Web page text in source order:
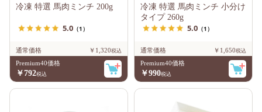
冷凍 特選 馬肉ミンチ 200g
5.0 （1）
通常価格
￥1,320
Premium40価格
￥792
冷凍 特選 馬肉ミンチ 小分け
タイプ 260g
5.0 （1）
通常価格
￥1,650
Premium40価格
￥990